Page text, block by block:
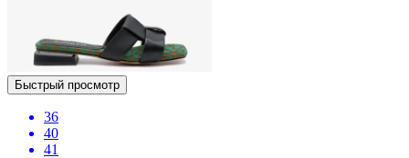
Быстрый просмотр
36
40
41